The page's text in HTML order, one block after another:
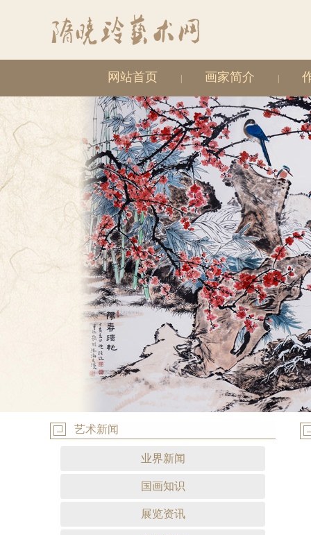
网站首页 画家简介
艺术新闻
业界新闻
国画知识
展览资讯